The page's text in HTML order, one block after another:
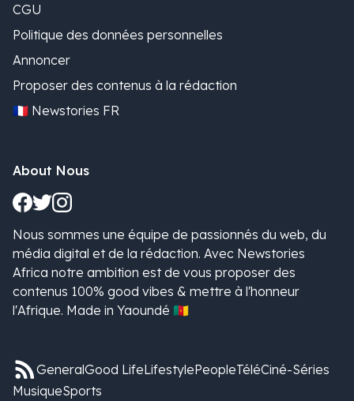
CGU
Politique des données personnelles
Annoncer
Proposer des contenus à la rédaction
🇫🇷 Newstories FR
About Nous
Nous sommes une équipe de passionnés du web, du
média digital et de la rédaction. Avec Newstories
Africa notre ambition est de vous proposer des
contenus 100% good vibes & mettre à l'honneur
l'Afrique. Made in Yaoundé 🇨🇲
GeneralGood LifeLifestylePeopleTéléCiné-Séries
MusiqueSports